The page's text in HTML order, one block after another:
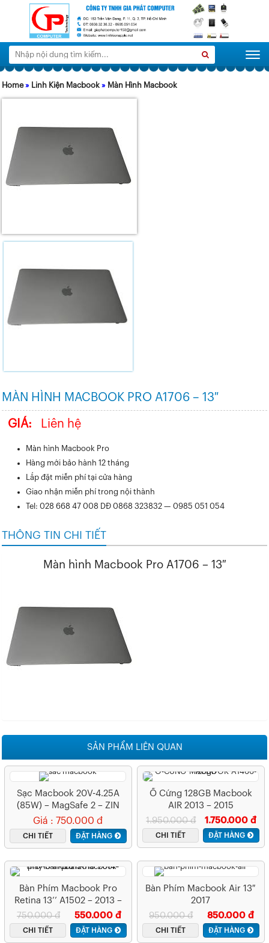
Tìm
kiếm:
Home» Linh Kiện Macbook » Màn Hình Macbook
MÀN HÌNH MACBOOK PRO A1706 – 13″
GIÁ: Liên hệ
Màn hình Macbook Pro
Hàng mới bảo hành 12 tháng
Lắp đặt miễn phí tại cửa hàng
Giao nhận miễn phí trong nội thành
Tel: 028 668 47 008 DĐ 0868 323832 — 0985 051 054
THÔNG TIN CHI TIẾT
Màn hình Macbook Pro A1706 – 13″
SẢN PHẨM LIÊN QUAN
Sạc Macbook 20V-4.25A
(85W) – MagSafe 2 – ZIN
Giá : 750.000 đ
CHI TIẾT ĐẶT HÀNG
Ổ Cứng 128GB Macbook
AIR 2013 – 2015
1.750.000 đ
1.950.000 đ
CHI TIẾT ĐẶT HÀNG
Bàn Phím Macbook Pro
Retina 13’’ A1502 – 2013 –
2014 – 2015 – A1502
550.000 đ
750.000 đ
CHI TIẾT ĐẶT HÀNG
Bàn Phím Macbook Air 13″
2017
850.000 đ
950.000 đ
CHI TIẾT ĐẶT HÀNG